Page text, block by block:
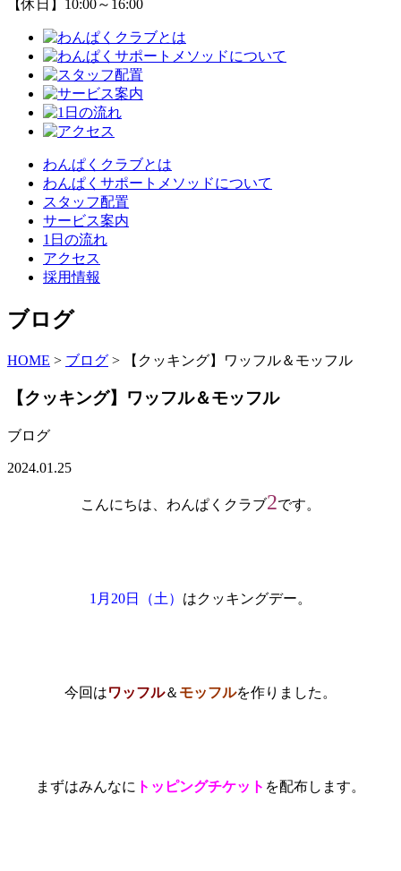
【休日】10:00～16:00
わんぱくクラブとは
わんぱくサポートメソッドについて
スタッフ配置
サービス案内
1日の流れ
アクセス
採用情報
ブログ
HOME > ブログ > 【クッキング】ワッフル＆モッフル
【クッキング】ワッフル＆モッフル
ブログ
2024.01.25
こんにちは、わんぱくクラブ2です。
1月20日（土） はクッキングデー。
今回はワッフル＆ モッフルを作りました。
まずはみんなに トッピングチケット を配布します。